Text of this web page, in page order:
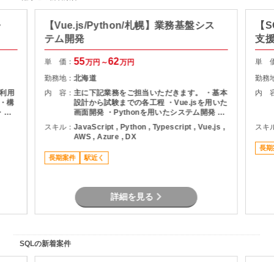
用
構
自
【Vue.js/Python/札幌】業務基盤シス
テム開発
単 価：55万円～62万円
勤務地：北海道
内 容：主に下記業務をご担当いただきます。 ・基本
設計から試験までの各工程 ・Vue.jsを用いた
画面開発 ・Pythonを用いたシステム開発 ・
既存機能の改善および機能追加対応 ・チーム
メンバーと連携した開発推進 ・各種テストお
よび品質確認対応
スキル：JavaScript , Python , Typescript , Vue.js ,
AWS , Azure , DX
長期案件 駅近く
詳細を見る
【
支
単
勤務
内
スキ
長期
SQLの新着案件